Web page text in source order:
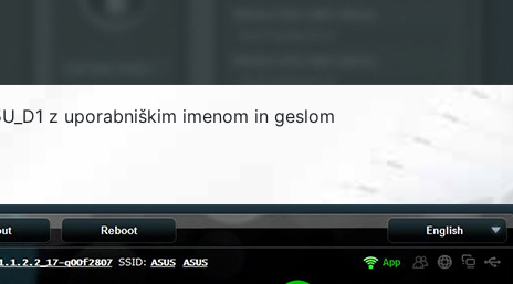
z uporabniškim imenom in geslom